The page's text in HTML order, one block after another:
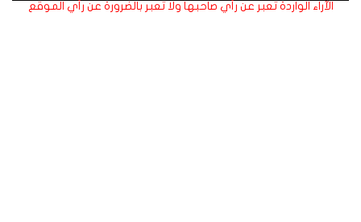
الآراء الواردة تعبر عن رأي صاحبها ولا تعبر بالضرورة عن رأي الموقع